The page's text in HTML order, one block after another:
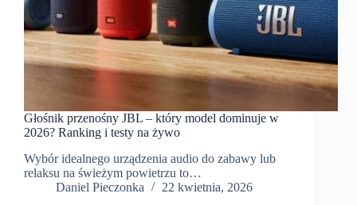
Głośnik przenośny JBL – który model dominuje w
2026? Ranking i testy na żywo
Wybór idealnego urządzenia audio do zabawy lub
relaksu na świeżym powietrzu to…
Daniel Pieczonka
22 kwietnia, 2026